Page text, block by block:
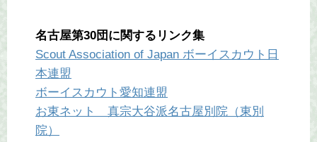
名古屋第30団に関するリンク集
Scout Association of Japan ボーイスカウト日
本連盟
ボーイスカウト愛知連盟
お東ネット 真宗大谷派名古屋別院（東別
院）